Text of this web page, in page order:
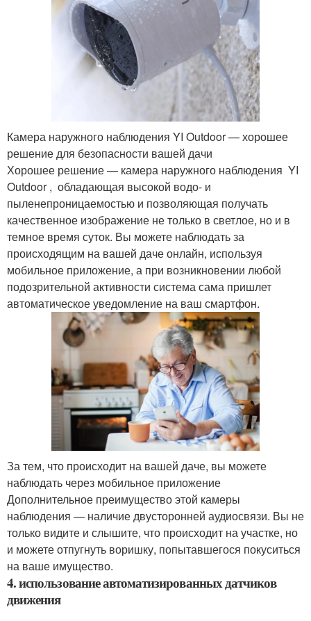
Камера наружного наблюдения YI Outdoor — хорошее
решение для безопасности вашей дачи
Хорошее решение — камера наружного наблюдения YI
Outdoor , обладающая высокой водо- и
пыленепроницаемостью и позволяющая получать
качественное изображение не только в светлое, но и в
темное время суток. Вы можете наблюдать за
происходящим на вашей даче онлайн, используя
мобильное приложение, а при возникновении любой
подозрительной активности система сама пришлет
автоматическое уведомление на ваш смартфон.
За тем, что происходит на вашей даче, вы можете
наблюдать через мобильное приложение
Дополнительное преимущество этой камеры
наблюдения — наличие двусторонней аудиосвязи. Вы не
только видите и слышите, что происходит на участке, но
и можете отпугнуть воришку, попытавшегося покуситься
на ваше имущество.
4. использование автоматизированных датчиков
движения